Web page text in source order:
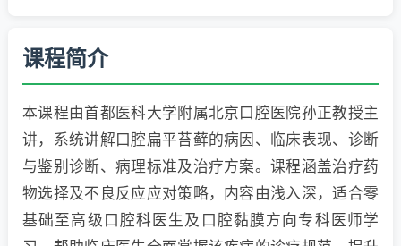
课程简介
本课程由首都医科大学附属北京口腔医院孙正教授主
讲，系统讲解口腔扁平苔藓的病因、临床表现、诊断
与鉴别诊断、病理标准及治疗方案。课程涵盖治疗药
物选择及不良反应应对策略，内容由浅入深，适合零
基础至高级口腔科医生及口腔黏膜方向专科医师学